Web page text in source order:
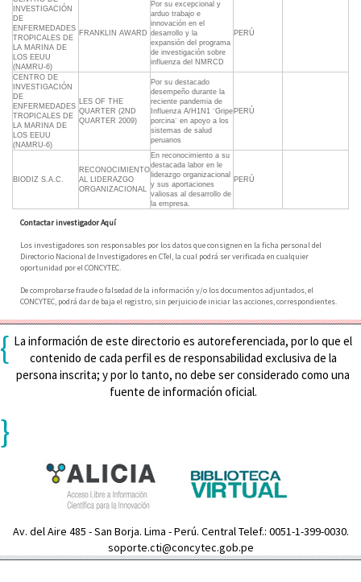
INVESTIGACIÓN
DE
ENFERMEDADES
TROPICALES DE
LA MARINA DE
LOS EEUU
(NAMRU-6)
FRANKLIN AWARD
Por su excepcional y
arduo trabajo e
innovación en el
desarrollo y la
expansión del programa
de investigación sobre
influenza del NMRCD
PERÚ
CENTRO DE
INVESTIGACIÓN
DE
ENFERMEDADES
TROPICALES DE
LA MARINA DE
LOS EEUU
(NAMRU-6)
LES OF THE
QUARTER (2ND
QUARTER 2009)
Por su destacado
desempeño durante la
reciente pandemia de
Influenza A/H1N1 ¨Gripe
porcina¨ en apoyo a los
sistemas de salud
peruanos
PERÚ
BIODIZ S.A.C.
RECONOCIMIENTO
AL LIDERAZGO
ORGANIZACIONAL
En reconocimiento a su
destacada labor en le
liderazgo organizacional
y sus aportaciones
valiosas al desarrollo de
la empresa.
PERÚ
Contactar investigador Aquí
Los investigadores son responsables por los datos que consignen en la ficha personal del
Directorio Nacional de Investigadores en CTeI, la cual podrá ser verificada en cualquier
oportunidad por el CONCYTEC.
De comprobarse fraude o falsedad de la información y/o los documentos adjuntados, el
CONCYTEC, podrá dar de baja el registro, sin perjuicio de iniciar las acciones, correspondientes.
{ La información de este directorio es autoreferenciada, por lo que el
contenido de cada perfil es de responsabilidad exclusiva de la
persona inscrita; y por lo tanto, no debe ser considerado como una
fuente de información oficial.
}
Av. del Aire 485 - San Borja. Lima - Perú. Central Telef.: 0051-1-399-0030.
soporte.cti@concytec.gob.pe